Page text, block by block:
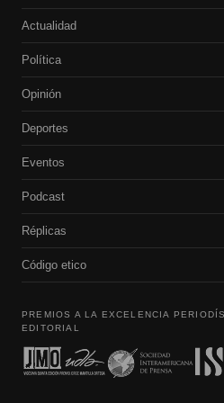
Actualidad
Política
Opinión
Deportes
Eventos
Podcast
Réplicas
Código etico
PREMIOS A LA EXCELENCIA
EDITORIAL